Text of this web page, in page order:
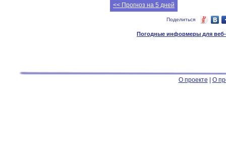
<< Прогноз на 5 дней
Поделиться
Погодные информеры для веб-
О проекте О